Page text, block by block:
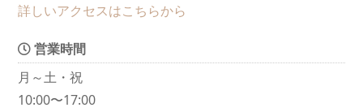
詳しいアクセスはこちらから
営業時間
月～土・祝
10:00〜17:00